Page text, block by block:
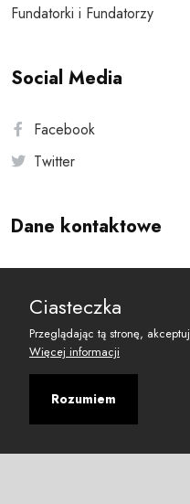
Fundatorki i Fundatorzy
Social Media
Facebook
Twitter
Dane kontaktowe
reset@resetobywatelski.pl
Ciasteczka
Przeglądając tą stronę,
Więcej informacji
Rozumiem